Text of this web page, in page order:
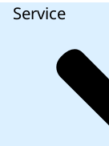
Service